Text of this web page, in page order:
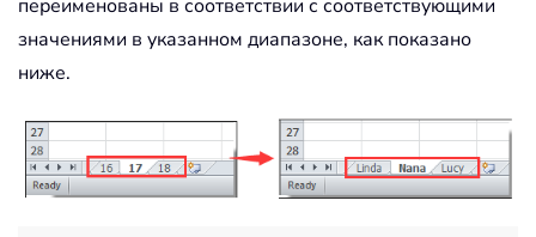
переименованы в соответствии с соответствующими
значениями в указанном диапазоне, как показано
ниже.